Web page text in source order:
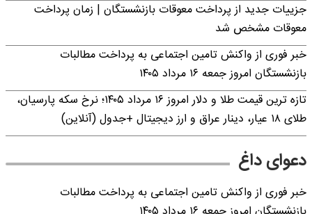
جزییات جدید از پرداخت معوقات بازنشستگان | زمان پرداخت
معوقات مشخص شد
خبر فوری از واکنش تامین اجتماعی به پرداخت مطالبات
بازنشستگان امروز جمعه ۱۶ مرداد ۱۴۰۵
تازه ترین قیمت طلا و دلار امروز ۱۶ مرداد ۱۴۰۵؛ نرخ سکه پارسیان،
طلای ۱۸ عیار، دینار عراق و ارز دیجیتال +جدول (آنلاین)
دعوای داغ
خبر فوری از واکنش تامین اجتماعی به پرداخت مطالبات